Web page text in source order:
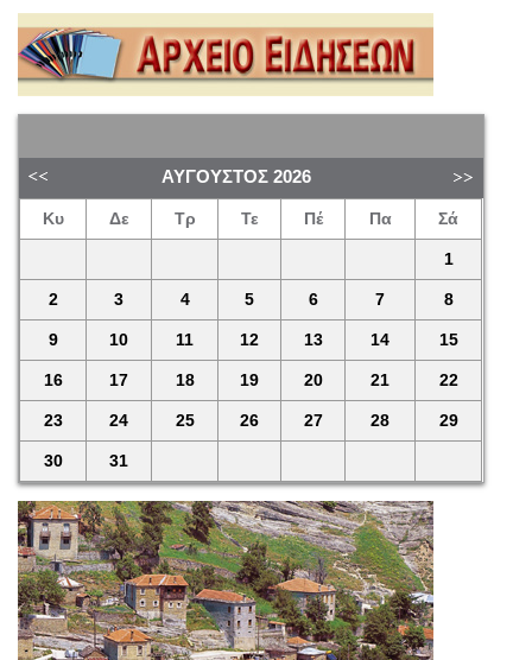
ΑΎΓΟΥΣΤΟΣ 2026
Κυ Δε Τρ Τε Πέ Πα Σά
1
2 3 4 5 6 7 8
9 10 11 12 13 14 15
16 17 18 19 20 21 22
23 24 25 26 27 28 29
30 31